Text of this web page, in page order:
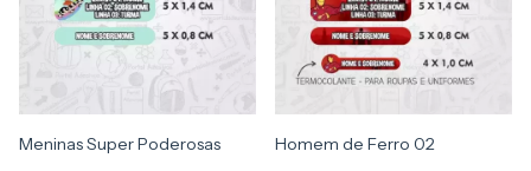
Meninas Super Poderosas Homem de Ferro 02